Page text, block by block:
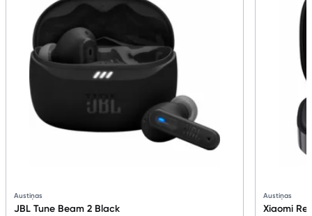
Austiņas
JBL Tune Beam 2 Black
Austiņas
Xiaomi